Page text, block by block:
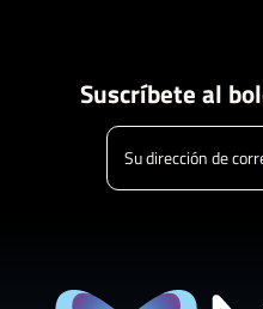
Suscríbete al